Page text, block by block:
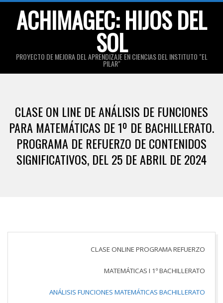
ACHIMAGEC: HIJOS DEL
SOL
PROYECTO DE MEJORA DEL APRENDIZAJE EN CIENCIAS DEL INSTITUTO "EL
PILAR"
Menu
CLASE ON LINE DE ANÁLISIS DE FUNCIONES
PARA MATEMÁTICAS DE 1º DE BACHILLERATO.
PROGRAMA DE REFUERZO DE CONTENIDOS
SIGNIFICATIVOS, DEL 25 DE ABRIL DE 2024
CLASE ONLINE PROGRAMA REFUERZO
MATEMÁTICAS I 1º BACHILLERATO
ANÁLISIS FUNCIONES MATEMÁTICAS BACHILLERATO